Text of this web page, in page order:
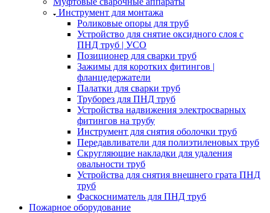
Инструмент для монтажа
Роликовые опоры для труб
Устройство для снятие оксидного слоя с
ПНД труб | УСО
Позиционер для сварки труб
Зажимы для коротких фитингов |
фланцедержатели
Палатки для сварки труб
Труборез для ПНД труб
Устройства надвижения электросварных
фитингов на трубу
Инструмент для снятия оболочки труб
Передавливатели для полиэтиленовых труб
Скругляющие накладки для удаления
овальности труб
Устройства для снятия внешнего грата ПНД
труб
Фаскосниматель для ПНД труб
Пожарное оборудование